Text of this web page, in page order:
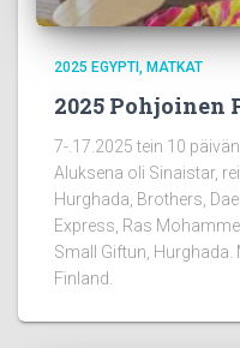
2025 EGYPTI MATKAT
2025 Pohjoinen
7-.17.2025 tein 10
Aluksena oli Sinaistar,
Hurghada, Brothers,
Express, Ras
Small Giftun, Hurghada.
Finland.